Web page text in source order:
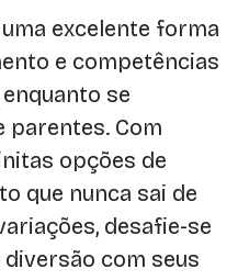
excelente forma
e competências
se
parentes. Com
opções de
que nunca sai de
desafie-se
com seus